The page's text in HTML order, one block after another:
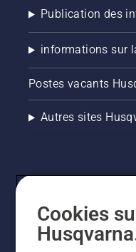
Publication des
informations sur
Postes vacants
Autres sites
Cookies